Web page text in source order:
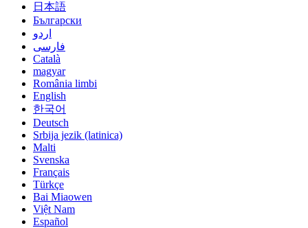
日本語
Български
اردو
فارسی
Català
magyar
România limbi
English
한국어
Deutsch
Srbija jezik (latinica)
Malti
Svenska
Français
Türkçe
Bai Miaowen
Việt Nam
Español